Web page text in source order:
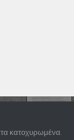
κατοχυρωμένα.